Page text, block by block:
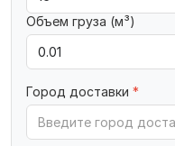
Объем груза (м³)
Город доставки *